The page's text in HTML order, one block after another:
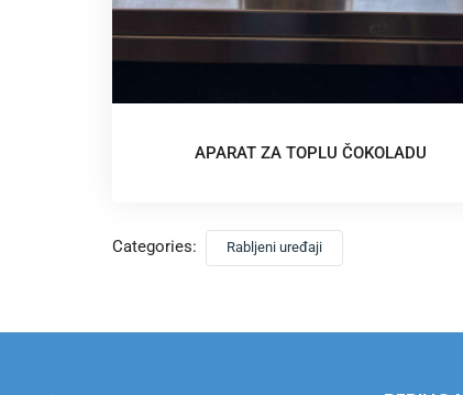
APARAT ZA TOPLU ČOKOLADU
Categories: Rabljeni uređaji